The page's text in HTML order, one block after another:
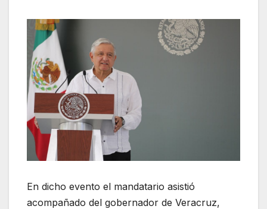
En dicho evento el mandatario asistió
acompañado del gobernador de Veracruz,